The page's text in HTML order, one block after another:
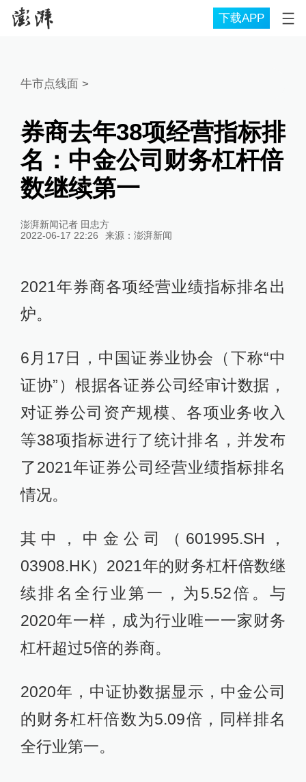
下载APP
牛市点线面>
券商去年38项经营指标排
名：中金公司财务杠杆倍
数继续第一
澎湃新闻记者 田忠方
2022-06-17 22:26
来源： 澎湃新闻
2021年券商各项经营业绩指标排名出
炉。
6月17日，中国证券业协会（下称“中
证协”）根据各证券公司经审计数据，
对证券公司资产规模、各项业务收入
等38项指标进行了统计排名，并发布
了2021年证券公司经营业绩指标排名
情况。
其中，中金公司（601995.SH，
03908.HK）2021年的财务杠杆倍数继
续排名全行业第一，为5.52倍。与
2020年一样，成为行业唯一一家财务
杠杆超过5倍的券商。
2020年，中证协数据显示，中金公司
的财务杠杆倍数为5.09倍，同样排名
全行业第一。